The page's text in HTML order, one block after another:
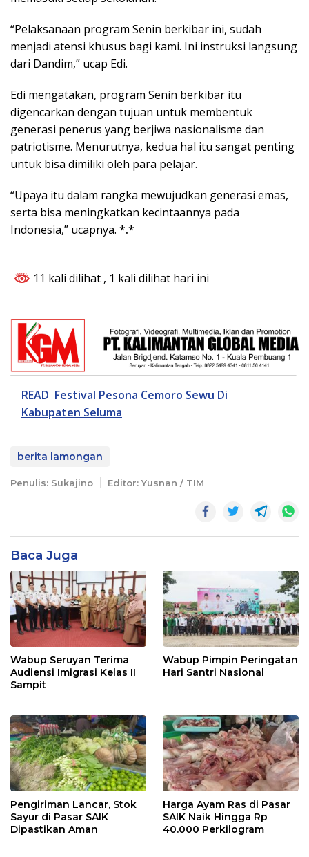
“Pelaksanaan program Senin berkibar ini, sudah
menjadi atensi khusus bagi kami. Ini instruksi langsung
dari Dandim,” ucap Edi.
Edi mengatakan, program Senin berkibar itu
digencarkan dengan tujuan untuk membentuk
generasi penerus yang berjiwa nasionalisme dan
patriotisme. Menurutnya, kedua hal itu sangat penting
untuk bisa dimiliki oleh para pelajar.
“Upaya itu dalam rangka mewujudkan generasi emas,
serta bisa meningkatkan kecintaannya pada
Indonesia,” ucapnya. *.*
11 kali dilihat , 1 kali dilihat hari ini
READ Festival Pesona Cemoro Sewu Di
Kabupaten Seluma
berita lamongan
Penulis: Sukajino Editor: Yusnan / TIM
Baca Juga
Wabup Seruyan Terima
Audiensi Imigrasi Kelas II
Sampit
Wabup Pimpin Peringatan
Hari Santri Nasional
Pengiriman Lancar, Stok
Sayur di Pasar SAIK
Dipastikan Aman
Harga Ayam Ras di Pasar
SAIK Naik Hingga Rp
40.000 Perkilogram